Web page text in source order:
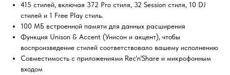
415 стилей, включая 372 Pro стиля, 32 Session стиля, 10 DJ
стилей и 1 Free Play стиль.
100 МБ встроенной памяти для данных расширения
Функция Unison & Accent (Унисон и акцент), чтобы
воспроизведение стилей соответствовало вашему исполнению
Совместимость с приложениями Rec'n'Share и микрофонным
входом